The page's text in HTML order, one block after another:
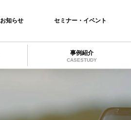
お知らせ セミナー・イベント
事例紹介
CASESTUDY